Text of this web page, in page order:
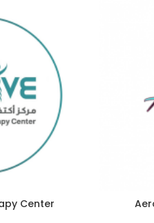
Center